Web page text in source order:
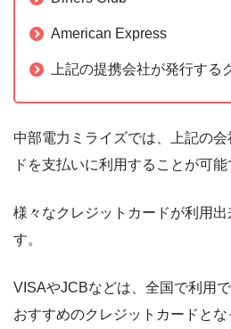
American Express
上記の提携会社が発行する
中部電力ミライズでは、上記の
ドを支払いに利用することが可能
様々なクレジットカードが利用
す。
VISAやJCBなどは、全国で利用
おすすめのクレジットカードとな